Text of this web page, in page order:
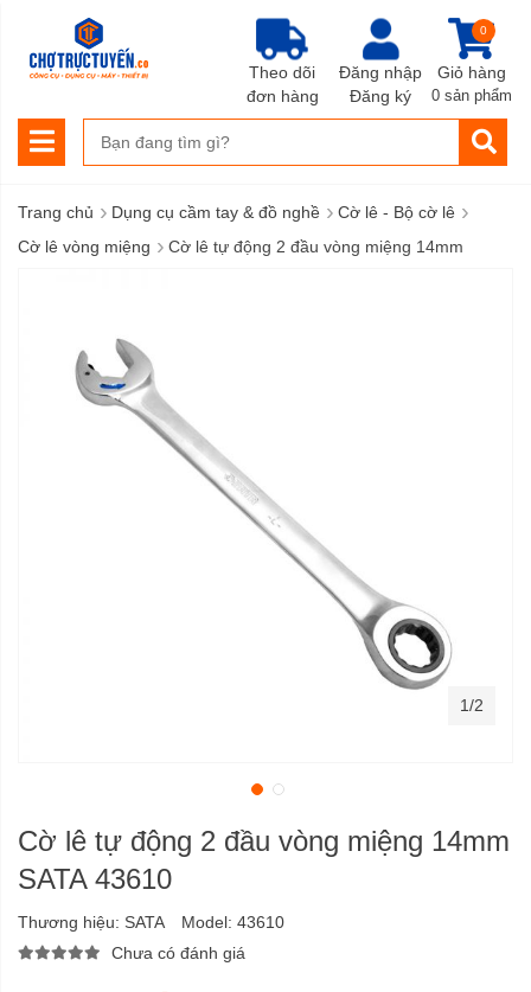
Đăng nhập
Đăng ký
Giỏ hàng
0
0 sản phẩm
Theo dõi
đơn hàng
Trang chủ › Dụng cụ cầm tay & đồ nghề › Cờ lê - Bộ cờ lê ›
Cờ lê vòng miệng › Cờ lê tự động 2 đầu vòng miệng 14mm
Cờ lê tự động 2 đầu vòng miệng 14mm
SATA 43610
Thương hiệu: SATA Model: 43610
Chưa có đánh giá
1/2